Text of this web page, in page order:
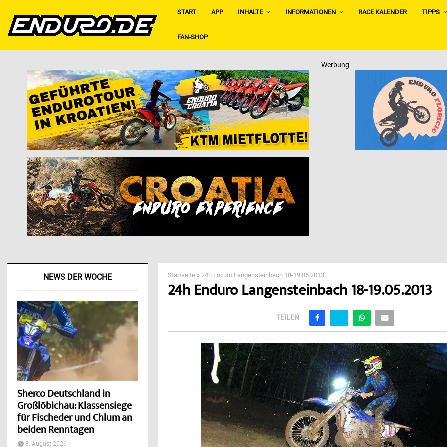
START APP INHALTE INFORMATIONEN RACE KALENDER TIPPS
FAN-SHOP
Werbung
Startseite »24h Enduro Langensteinbach 18-19.05.2013
24h Enduro Langensteinbach 18-19.05.2013
TEILEN
NEWS DER WOCHE
Sherco Deutschland in
Großlöbichau: Klassensiege
für Fischeder und Chlum an
beiden Renntagen
3. August 2026